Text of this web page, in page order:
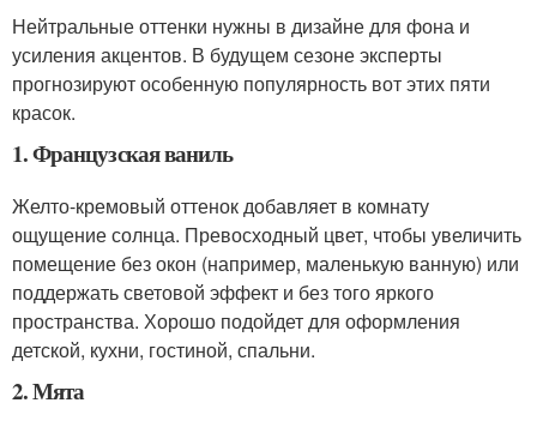
Нейтральные оттенки нужны в дизайне для фона и
усиления акцентов. В будущем сезоне эксперты
прогнозируют особенную популярность вот этих пяти
красок.
1. Французская ваниль
Желто-кремовый оттенок добавляет в комнату
ощущение солнца. Превосходный цвет, чтобы увеличить
помещение без окон (например, маленькую ванную) или
поддержать световой эффект и без того яркого
пространства. Хорошо подойдет для оформления
детской, кухни, гостиной, спальни.
2. Мята